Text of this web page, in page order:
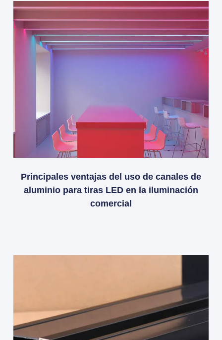
Principales ventajas del uso de canales de
aluminio para tiras LED en la iluminación
comercial